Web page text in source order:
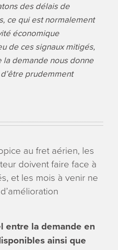
des délais de
ce qui est normalement
économique
de ces signaux mitigés,
demande nous donne
prudemment
au fret aérien, les
doivent faire face à
et les mois à venir ne
entre la demande en
ainsi que